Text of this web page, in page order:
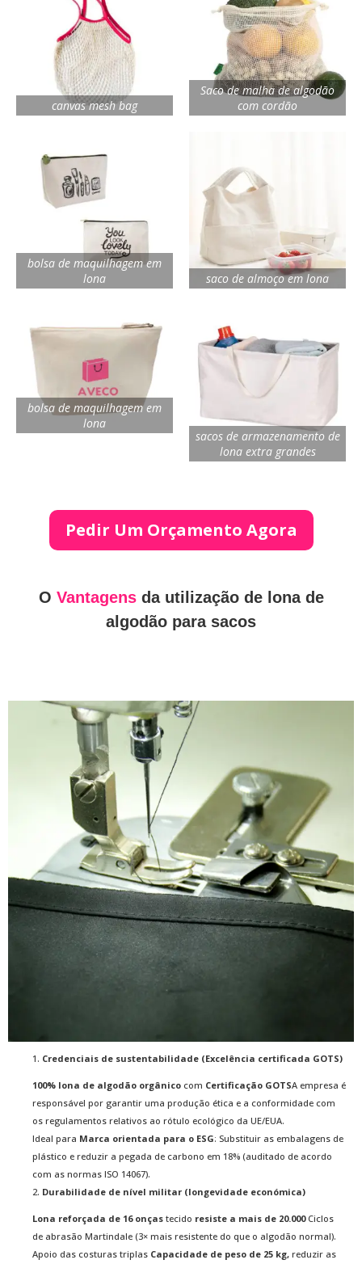
canvas mesh bag
bolsa de maquilhagem em
lona
bolsa de maquilhagem em
lona
Saco de malha de algodão
com cordão
saco de almoço em lona
sacos de armazenamento de
lona extra grandes
Pedir Um Orçamento Agora
O Vantagensda utilização de lona de
algodão para sacos
1. Credenciais de sustentabilidade (Excelência certificada GOTS)
100% lona de algodão orgânico com Certificação GOTSA empresa é
responsável por garantir uma produção ética e a conformidade com
os regulamentos relativos ao rótulo ecológico da UE/EUA.
Ideal para Marca orientada para o ESG: Substituir as embalagens de
plástico e reduzir a pegada de carbono em 18% (auditado de acordo
com as normas ISO 14067).
2. Durabilidade de nível militar (longevidade económica)
Lona reforçada de 16 onças tecido resiste a mais de 20.000Ciclos
de abrasão Martindale (3× mais resistente do que o algodão normal).
Apoio das costuras triplas Capacidade de peso de 25 kg, reduzir as